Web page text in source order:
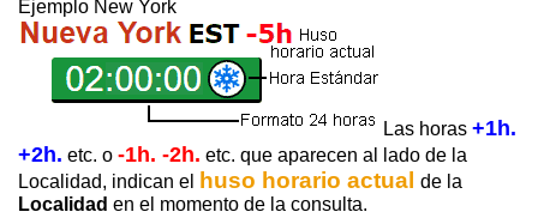
Ejemplo New York
Las horas +1h.
+2h. etc. o -1h. -2h. etc. que aparecen al lado de la
Localidad, indican el huso horario actual de la
Localidad en el momento de la consulta.